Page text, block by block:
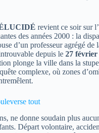
revient ce soir sur
des années 2000 : la
d’un professeur agrégé de
depuis le 27 février
plonge la ville dans la
complexe, où zones
tout
ne donne soudain plus
Départ volontaire,